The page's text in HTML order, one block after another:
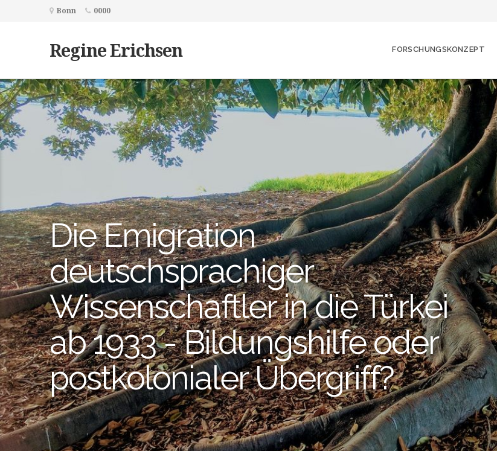
Bonn 0000
Regine Erichsen FORSCHUNGSKONZEPT
Die Emigration
deutschsprachiger
Wissenschaftler in die Türkei
ab 1933 - Bildungshilfe oder
postkolonialer Übergriff?